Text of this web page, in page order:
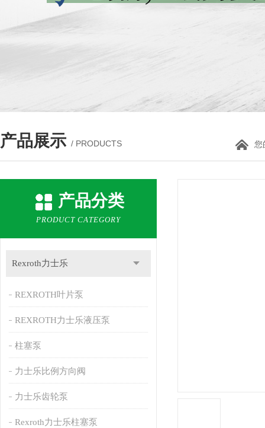
产品展示 / PRODUCTS 您
产品分类
PRODUCT CATEGORY
Rexroth力士乐
REXROTH叶片泵
REXROTH力士乐液压泵
柱塞泵
力士乐比例方向阀
力士乐齿轮泵
Rexroth力士乐柱塞泵